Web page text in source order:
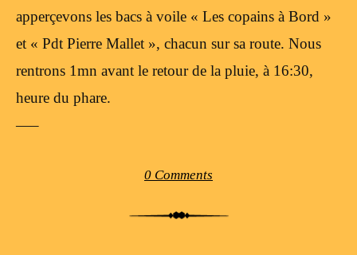
apperçevons les bacs à voile « Les copains à Bord »
et « Pdt Pierre Mallet », chacun sur sa route. Nous
rentrons 1mn avant le retour de la pluie, à 16:30,
heure du phare.
—–
0 Comments